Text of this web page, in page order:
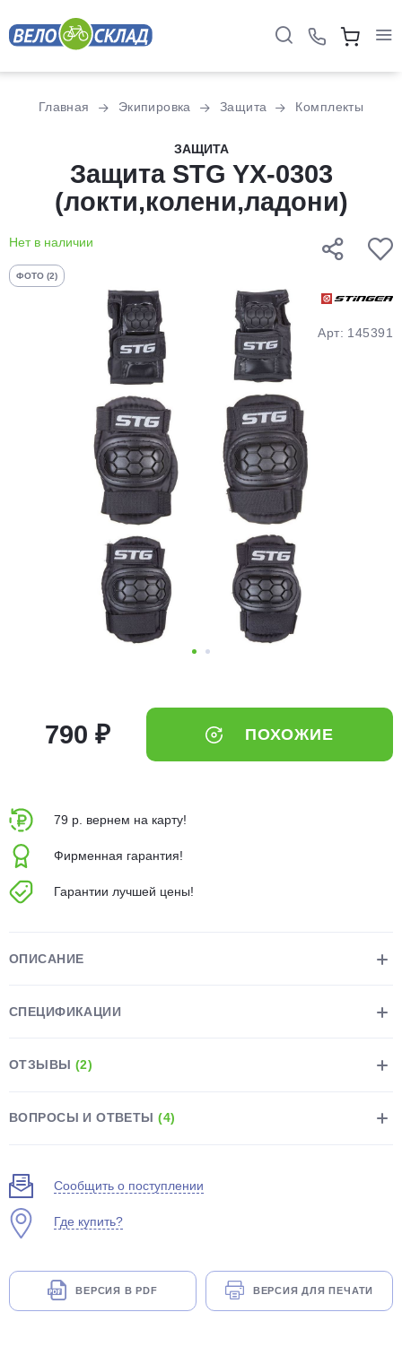
Главная Экипировка Защита Комплекты
ЗАЩИТА
Защита STG YX-0303
(локти,колени,ладони)
Нет в наличии
ФОТО (2)
Арт: 145391
790 ₽ ПОХОЖИЕ
79 р. вернем на карту!
Фирменная гарантия!
Гарантии лучшей цены!
ОПИСАНИЕ
СПЕЦИФИКАЦИИ
ОТЗЫВЫ (2)
ВОПРОСЫ И ОТВЕТЫ(4)
Сообщить о поступлении
Где купить?
ВЕРСИЯ В PDF ВЕРСИЯ ДЛЯ ПЕЧАТИ
оплатуна части
без переплат
График платежей
Добавляйте товары
в корзину
Оплачивайте сегодня только
% картой любого банка
Получайте товар
выбранный способом
каждые 2 недели
об оплате Плайтом